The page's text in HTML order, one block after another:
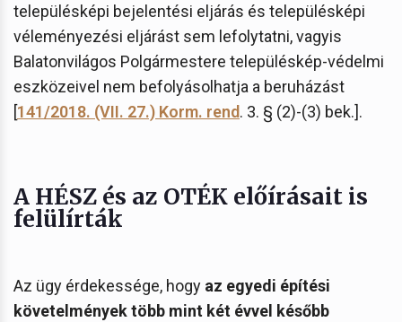
településképi bejelentési eljárás és településképi
véleményezési eljárást sem lefolytatni, vagyis
Balatonvilágos Polgármestere településkép-védelmi
eszközeivel nem befolyásolhatja a beruházást
[141/2018. (VII. 27.) Korm. rend. 3. § (2)-(3) bek.].
A HÉSZ és az OTÉK előírásait is
felülírták
Az ügy érdekessége, hogy az egyedi építési
követelmények több mint két évvel később